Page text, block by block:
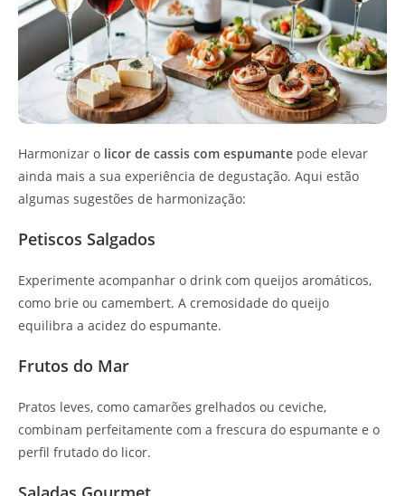
Harmonizar o licor de cassis com espumante pode elevar
ainda mais a sua experiência de degustação. Aqui estão
algumas sugestões de harmonização:
Petiscos Salgados
Experimente acompanhar o drink com queijos aromáticos,
como brie ou camembert. A cremosidade do queijo
equilibra a acidez do espumante.
Frutos do Mar
Pratos leves, como camarões grelhados ou ceviche,
combinam perfeitamente com a frescura do espumante e o
perfil frutado do licor.